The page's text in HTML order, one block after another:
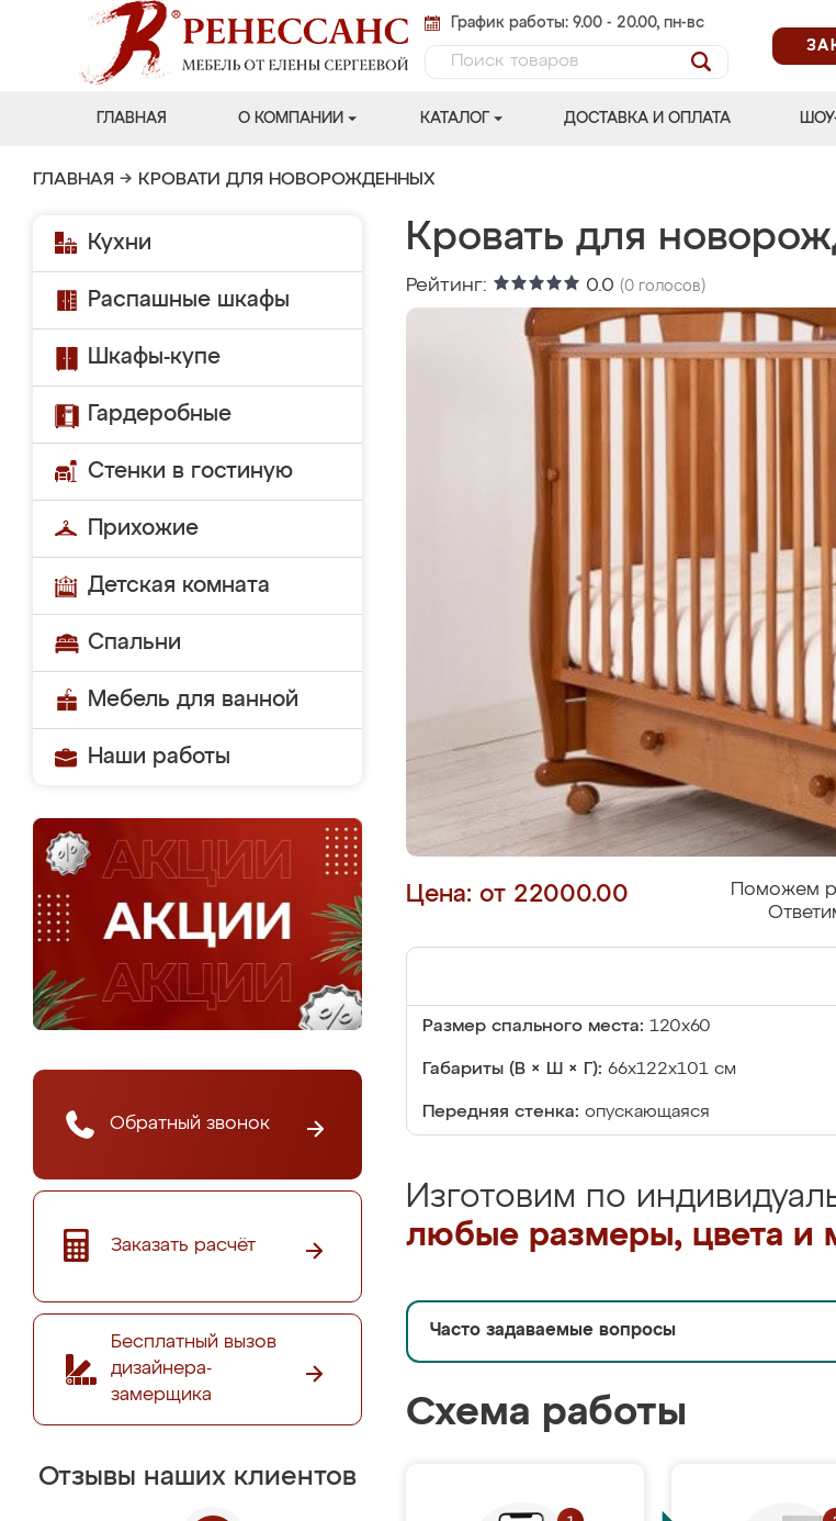
График работы: 9.00 - 20.00, пн-вс
ГЛАВНАЯ О КОМПАНИИ КАТАЛОГ ДОСТАВКА И ОПЛАТА
ГЛАВНАЯ → КРОВАТИ ДЛЯ НОВОРОЖДЕННЫХ
Кухни
Распашные шкафы
Шкафы-купе
Гардеробные
Стенки в гостиную
Прихожие
Детская комната
Спальни
Мебель для ванной
Наши работы
Обратный звонок
Заказать расчёт
Бесплатный вызов
дизайнера-
замерщика
Отзывы наших клиентов
Кровать для
Рейтинг: 0.0 (0 голосов)
Цена: от 22000.00
Поможем
Размер спального места: 120x60
Габариты (В × Ш × Г): 66x122x101 см
Передняя стенка: опускающаяся
Изготовим по
любые размеры, цвета и
Часто задаваемые вопросы
Схема работы